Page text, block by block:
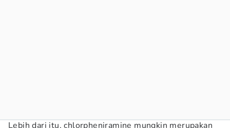
Lebih dari itu, chlorpheniramine mungkin merupakan